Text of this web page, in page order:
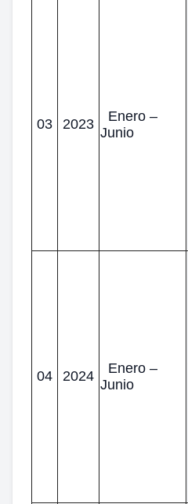
03 2023
Enero –
Junio
04 2024
Enero –
Junio